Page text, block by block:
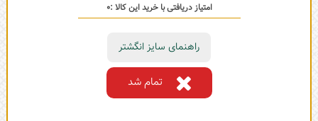
امتیاز دریافتی با خرید این کالا :0
راهنمای سایز انگشتر
تمام شد